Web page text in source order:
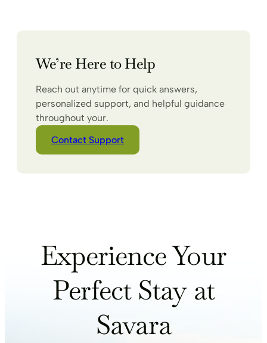
We’re Here to Help
Reach out anytime for quick answers,
personalized support, and helpful guidance
throughout your.
Contact Support
Experience Your
Perfect Stay at
Savara